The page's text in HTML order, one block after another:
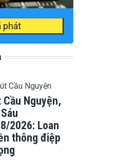
phát
Cầu Nguyện
Cầu Nguyện,
2026: Loan
thông điệp